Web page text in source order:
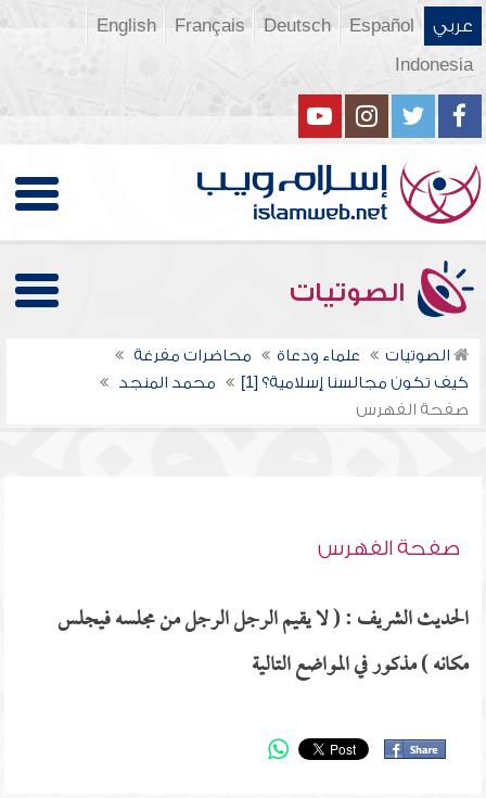
عربي Español
Deutsch
Français
English
Indonesia
الصوتيات
الصوتيات علماء ودعاة
محاضرات مفرغة
كيف تكون مجالسنا إسلامية؟ [1]
محمد المنجد
صفحة الفهرس
صفحة الفهرس
الحديث الشريف : ( لا يقيم الرجل الرجل من مجلسه فيجلس
مكانه ) مذكور في المواضع التالية